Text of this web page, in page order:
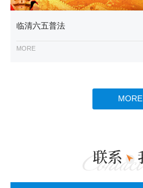
临清六五普法
MORE
MORE